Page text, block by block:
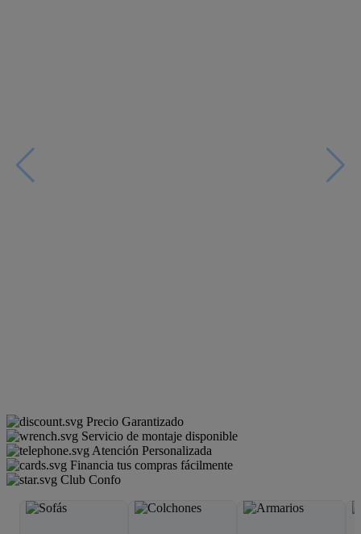
Precio Garantizado
Servicio de montaje disponible
Atención Personalizada
Financia tus compras fácilmente
Club Confo